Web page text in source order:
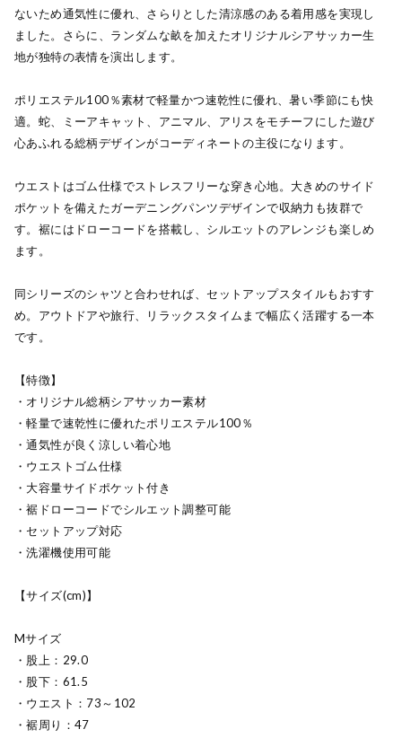
ないため通気性に優れ、さらりとした清涼感のある着用感を実現し
ました。さらに、ランダムな畝を加えたオリジナルシアサッカー生
地が独特の表情を演出します。
ポリエステル100％素材で軽量かつ速乾性に優れ、暑い季節にも快
適。蛇、ミーアキャット、アニマル、アリスをモチーフにした遊び
心あふれる総柄デザインがコーディネートの主役になります。
ウエストはゴム仕様でストレスフリーな穿き心地。大きめのサイド
ポケットを備えたガーデニングパンツデザインで収納力も抜群で
す。裾にはドローコードを搭載し、シルエットのアレンジも楽しめ
ます。
同シリーズのシャツと合わせれば、セットアップスタイルもおすす
め。アウトドアや旅行、リラックスタイムまで幅広く活躍する一本
です。
【特徴】
・オリジナル総柄シアサッカー素材
・軽量で速乾性に優れたポリエステル100％
・通気性が良く涼しい着心地
・ウエストゴム仕様
・大容量サイドポケット付き
・裾ドローコードでシルエット調整可能
・セットアップ対応
・洗濯機使用可能
【サイズ(cm)】
Mサイズ
・股上：29.0
・股下：61.5
・ウエスト：73～102
・裾周り：47